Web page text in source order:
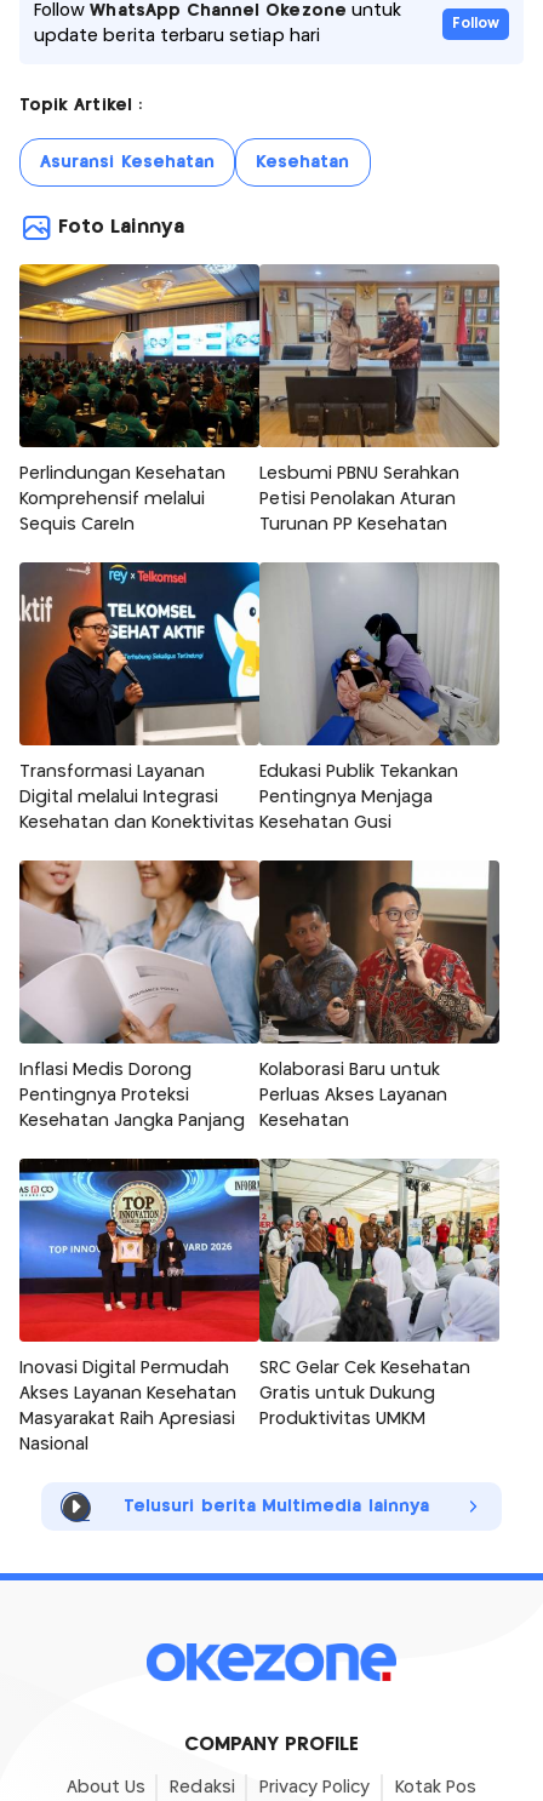
FollowWhatsApp Channel Okezone untuk
update berita terbaru setiap hari
Follow
Topik Artikel :
Asuransi Kesehatan Kesehatan
Foto Lainnya
Perlindungan Kesehatan
Komprehensif melalui
Sequis CareIn
Lesbumi PBNU Serahkan
Petisi Penolakan Aturan
Turunan PP Kesehatan
Transformasi Layanan
Digital melalui Integrasi
Kesehatan dan Konektivitas
Edukasi Publik Tekankan
Pentingnya Menjaga
Kesehatan Gusi
Inflasi Medis Dorong
Pentingnya Proteksi
Kesehatan Jangka Panjang
Kolaborasi Baru untuk
Perluas Akses Layanan
Kesehatan
Inovasi Digital Permudah
Akses Layanan Kesehatan
Masyarakat Raih Apresiasi
Nasional
SRC Gelar Cek Kesehatan
Gratis untuk Dukung
Produktivitas UMKM
Telusuri berita Multimedia lainnya
COMPANY PROFILE
About Us Redaksi Privacy Policy Kotak Pos